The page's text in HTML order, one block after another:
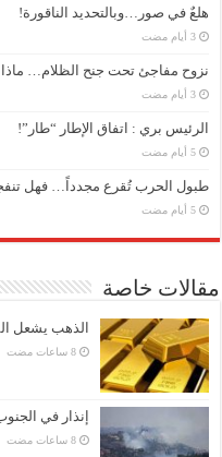
هلعٌ في صور…وبالتحديد الناقورة!
‏3 أيام مضت
نزوح مفاجئ تحت جنح الظلام…
‏3 أيام مضت
الرئيس بري : اتفاق الإطار “طار”!
‏5 أيام مضت
طبول الحرب تُقرع مجدداً… فهل
‏5 أيام مضت
مقالات خاصة
الذهب يشعل
‏8 ساعات مضت
إنذار في
‏8 ساعات مضت